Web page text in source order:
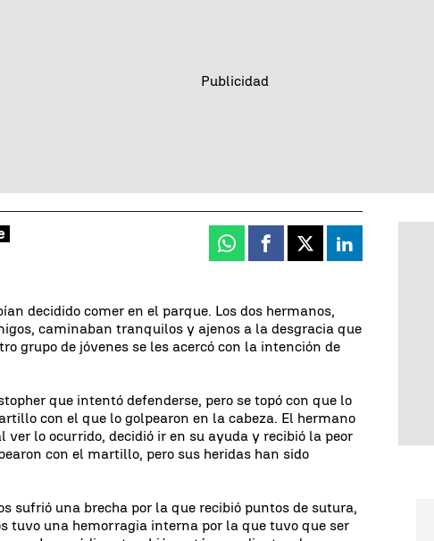
Whatsapp
Facebook
X Linkedin
decidido comer en el parque. Los dos hermanos,
caminaban tranquilos y ajenos a la desgracia que
grupo de jóvenes se les acercó con la intención de
que intentó defenderse, pero se topó con que lo
con el que lo golpearon en la cabeza. El hermano
ver lo ocurrido, decidió ir en su ayuda y recibió la peor
con el martillo, pero sus heridas han sido
sufrió una brecha por la que recibió puntos de sutura,
tuvo una hemorragia interna por la que tuvo que ser